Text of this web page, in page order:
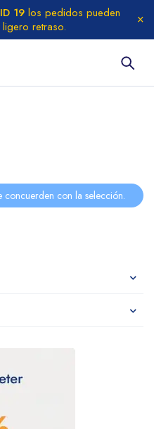
19 los pedidos pueden
retraso.
con la selección.